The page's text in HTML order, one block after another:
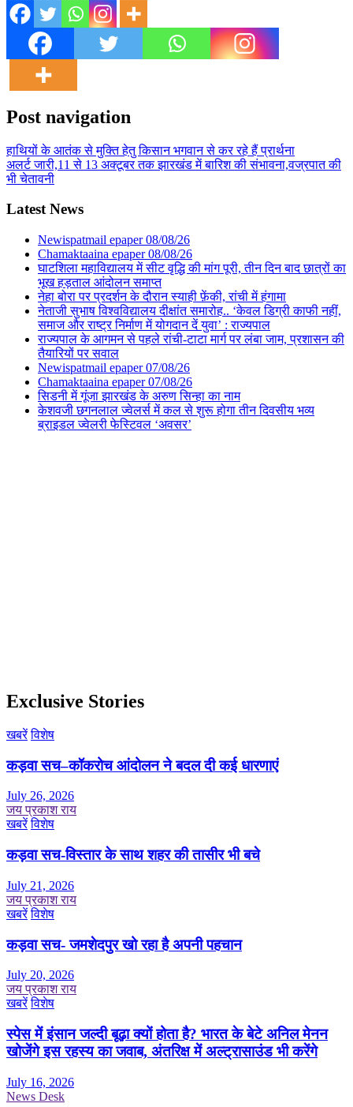
Post navigation
हाथियों के आतंक से मुक्ति हेतु किसान भगवान से कर रहे हैं प्रार्थना
अलर्ट जारी,11 से 13 अक्टूबर तक झारखंड में बारिश की संभावना,वज्रपात की
भी चेतावनी
Latest News
Newispatmail epaper 08/08/26
Chamaktaaina epaper 08/08/26
घाटशिला महाविद्यालय में सीट वृद्धि की मांग पूरी, तीन दिन बाद छात्रों का
भूख हड़ताल आंदोलन समाप्त
नेहा बोरा पर प्रदर्शन के दौरान स्याही फ़ेंकी, रांची में हंगामा
नेताजी सुभाष विश्वविद्यालय दीक्षांत समारोह.. ‘केवल डिग्री काफी नहीं,
समाज और राष्ट्र निर्माण में योगदान दें युवा’ : राज्यपाल
राज्यपाल के आगमन से पहले रांची-टाटा मार्ग पर लंबा जाम, प्रशासन की
तैयारियों पर सवाल
Newispatmail epaper 07/08/26
Chamaktaaina epaper 07/08/26
सिडनी में गूंजा झारखंड के अरुण सिन्हा का नाम
केशवजी छगनलाल ज्वेलर्स में कल से शुरू होगा तीन दिवसीय भव्य
ब्राइडल ज्वेलरी फेस्टिवल ‘अवसर’
Exclusive Stories
खबरें विशेष
कड़वा सच–कॉकरोच आंदोलन ने बदल दी कई धारणाएं
July 26, 2026
जय प्रकाश राय
खबरें विशेष
कड़वा सच-विस्तार के साथ शहर की तासीर भी बचे
July 21, 2026
जय प्रकाश राय
खबरें विशेष
कड़वा सच- जमशेदपुर खो रहा है अपनी पहचान
July 20, 2026
जय प्रकाश राय
खबरें विशेष
स्पेस में इंसान जल्दी बूढ़ा क्यों होता है? भारत के बेटे अनिल मेनन
खोजेंगे इस रहस्य का जवाब, अंतरिक्ष में अल्ट्रासाउंड भी करेंगे
July 16, 2026
News Desk